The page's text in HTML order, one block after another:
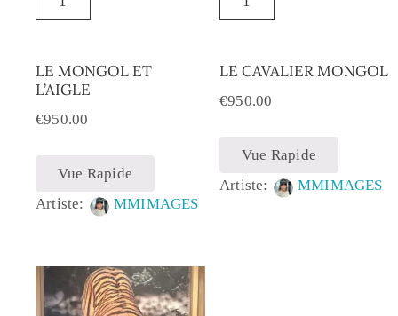
LE MONGOL ET
L’AIGLE
€950.00
Vue Rapide
Artiste:
MMIMAGES
LE CAVALIER MONGOL
€950.00
Vue Rapide
Artiste:
MMIMAGES